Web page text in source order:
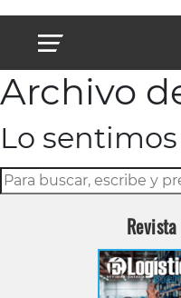
Archivo
Lo
Revista